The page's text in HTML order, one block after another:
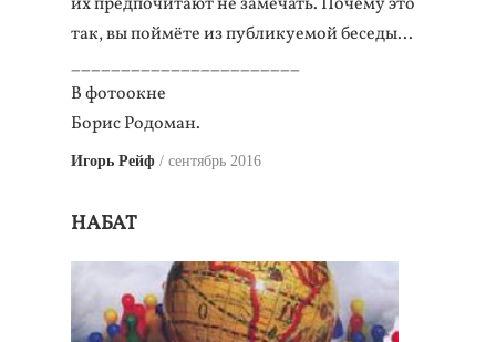
так, вы поймёте из публикуемой беседы...
_______________________
В фотоокне
Борис Родоман.
Игорь Рейф сентябрь 2016
НАБАТ